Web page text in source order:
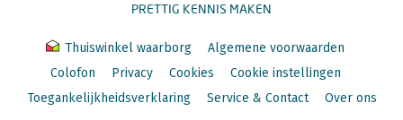
PRETTIG KENNIS MAKEN
Thuiswinkel waarborg
Algemene voorwaarden
Colofon
Privacy Cookies
Cookie instellingen
Toegankelijkheidsverklaring
Service & Contact Over ons